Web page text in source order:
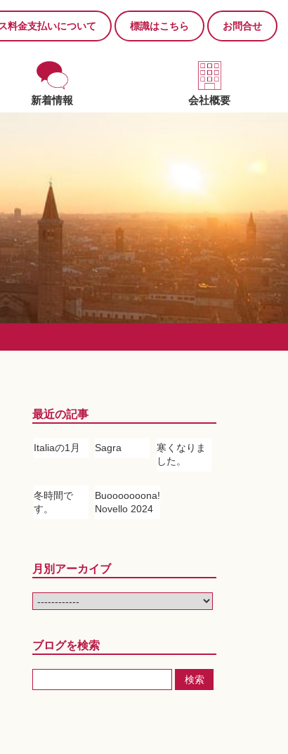
料金支払いについて 標識はこちら お問合せ
新着情報 会社概要
最近の記事
Italiaの1月 Sagra
寒くなりま
した。
冬時間で
す。
Buooooooona!
Novello 2024
月別アーカイブ
ブログを検索